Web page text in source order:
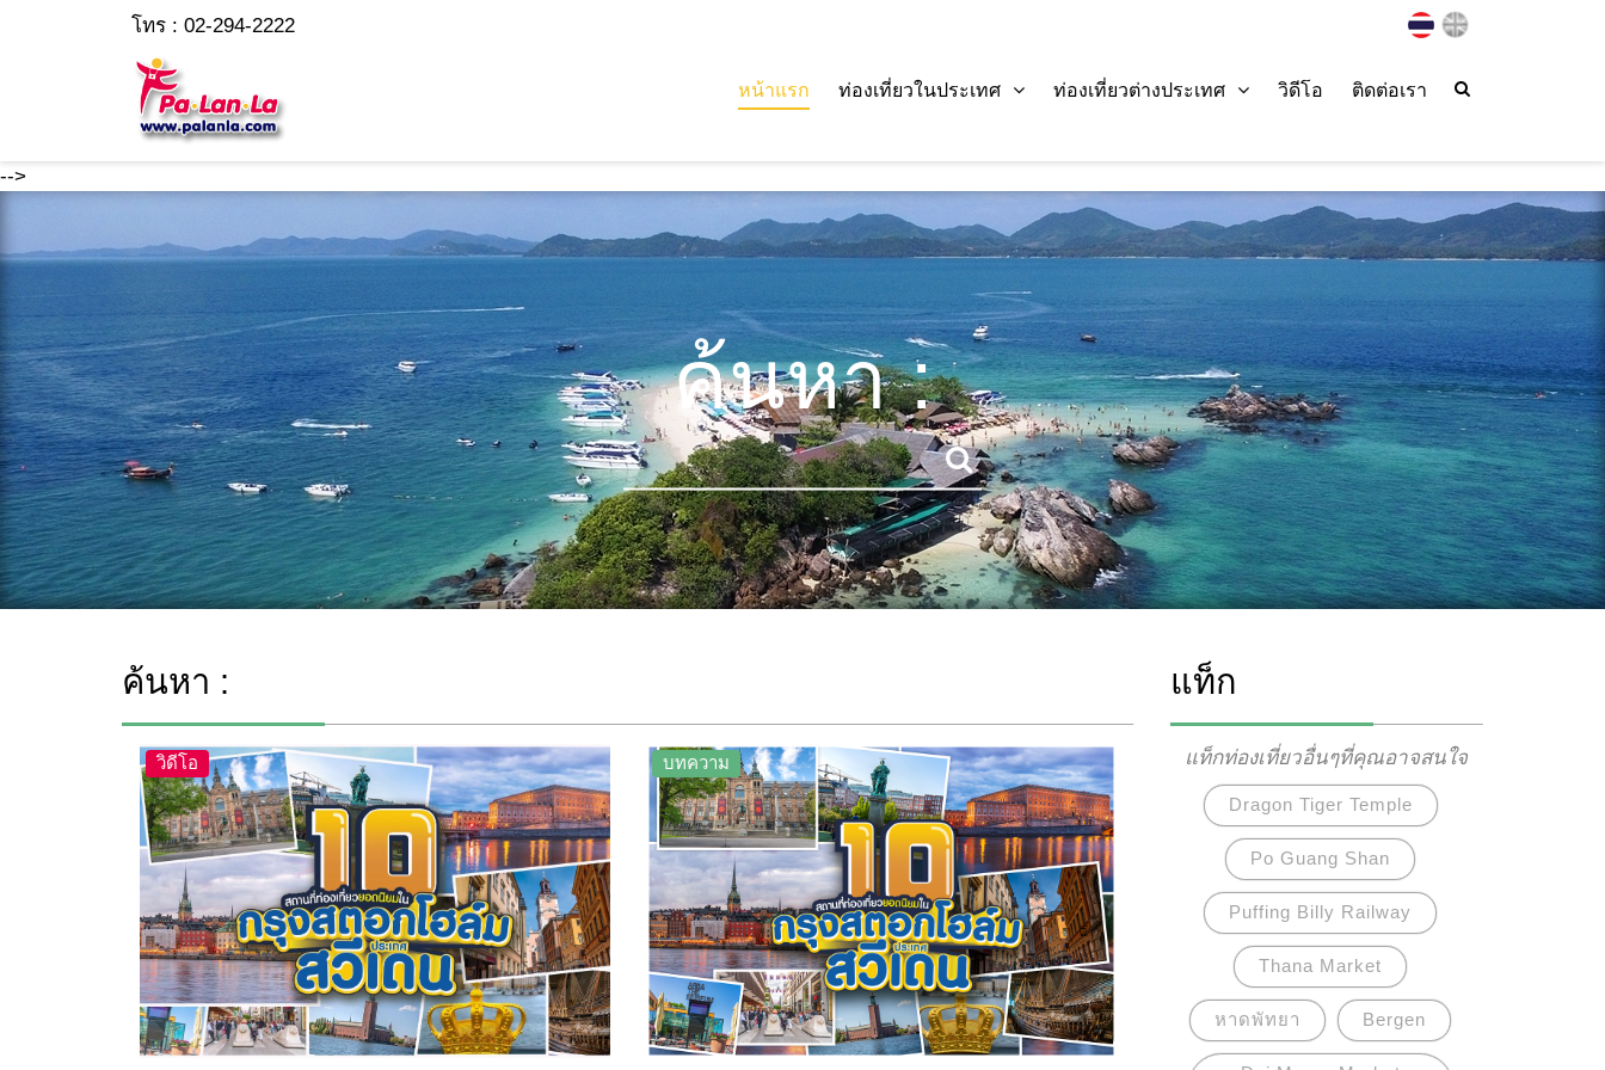
-->
โทร : 02-294-2222
หน้าแรก ท่องเที่ยวในประเทศ ท่องเที่ยวต่างประเทศ วิดีโอ ติดต่อเรา
ค้นหา :
ค้นหา :
วิดีโอ บทความ
แท็ก
แท็กท่องเที่ยวอื่นๆที่คุณอาจสนใจ
Dragon Tiger Temple
Po Guang Shan
Puffing Billy Railway
Thana Market
หาดพัทยา Bergen